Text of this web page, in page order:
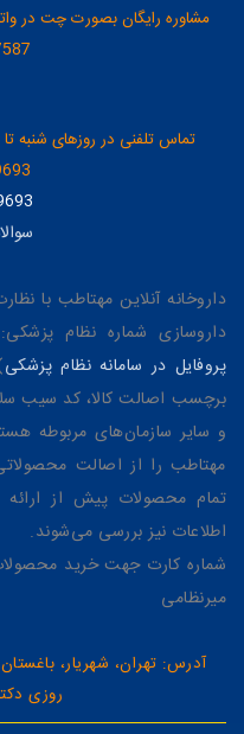
داروخانه آنلاین مهتاطب با
داروسازی شماره نظام پزشکی: د-3247، فعالیت
پروفایل در سامانه نظام پزشکی
برچسب اصالت کالا، کد سیب
و سایر سازمان‌های مربوطه
مهتاطب را از اصالت
تمام محصولات پیش از
اطلاعات نیز بررسی می‌شوند.
میرنظامی
آدرس: تهران، شهریار،
روزی